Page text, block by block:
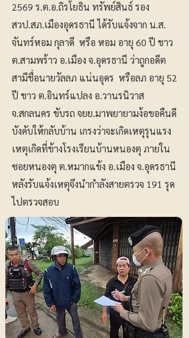
2569 ร.ต.อ.ถิรโยธิน ทรัพย์สินธ์ รอง
สวป.สภ.เมืองอุดรธานี ได้รับแจ้งจาก น.ส.
จันทร์หอม กุลาดี หรือ หอม อายุ 60 ปี ชาว
ต.สามพร้าว อ.เมือง จ.อุดรธานี ว่าถูกอดีต
สามีชื่อนายวัลลภ แน่นอุดร หรือลภ อายุ 52
ปี ชาว ต.อินทร์แปลง อ.วานรนิวาส
จ.สกลนคร ขับรถ จยย.มาพยายามง้อขอคืนดี
บังคับให้กลับบ้าน เกรงว่าจะเกิดเหตุรุนแรง
เหตุเกิดที่ข้างโรงเรียนบ้านหนองตุ ภายใน
ซอยหนองตุ ต.หมากแข้ง อ.เมือง จ.อุดรธานี
หลังรับแจ้งเหตุจึงนำกำลังสายตรวจ 191 รุด
ไปตรวจสอบ